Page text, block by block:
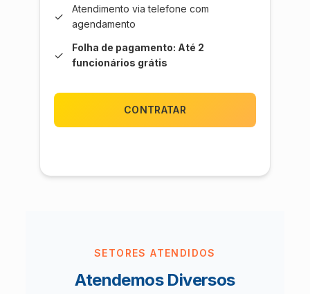
✓
Atendimento via telefone com
agendamento
✓
Folha de pagamento: Até 2
funcionários grátis
CONTRATAR
SETORES ATENDIDOS
Atendemos Diversos